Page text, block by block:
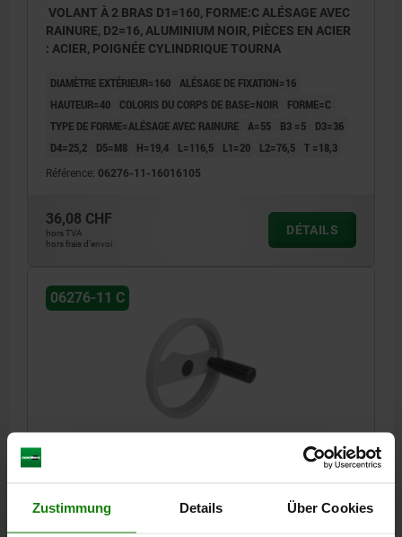
Zustimmung Details Über Cookies
VOLANT À 2 BRAS D1=160, FORME:C ALÉSAGE AVEC
RAINURE, D2=16, ALUMINIUM NOIR, PIÈCES EN ACIER
: ACIER, POIGNÉE CYLINDRIQUE TOURNA
DIAMÈTRE EXTÉRIEUR=160 ALÉSAGE DE FIXATION=16
HAUTEUR=40
COLORIS DU CORPS DE BASE=NOIR
FORME=C
TYPE DE FORME=ALÉSAGE AVEC RAINURE A=55 B3 =5
D3=36
D4=25,2
D5=M8 H=19,4 L=116,5 L1=20 L2=76,5 T =18,3
Référence: 06276-11-16016105
36,08 CHF
hors TVA
hors frais d’envoi
DÉTAILS
06276-11 C
VOLANT À 2 BRAS D1=125, FORME:C ALÉSAGE AVEC
RAINURE, D2=12, ALUMINIUM ARGENT, PIÈCES EN
DIAMÈTRE EXTÉRIEUR=125